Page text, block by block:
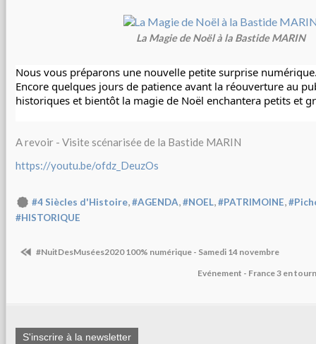
La Magie de Noël à la Bastide MARIN
Nous vous préparons une nouvelle petite surprise
Encore quelques jours de patience avant la réouverture au
historiques et bientôt la magie de Noël enchantera petits et
A revoir - Visite scénarisée de la Bastide MARIN
https://youtu.be/ofdz_DeuzOs
#4 Siècles d'Histoire,#AGENDA,#NOEL,#PATRIMOINE,
#HISTORIQUE
#NuitDesMusées2020 100% numérique - Samedi 14 novembre
Evénement - France 3 en
S'inscrire à la newsletter